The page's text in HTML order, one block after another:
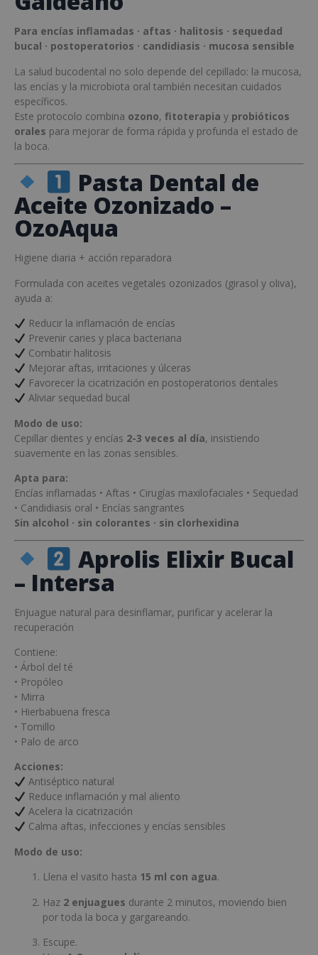
Para encías inflamadas · aftas · halitosis · sequedad
bucal · postoperatorios · candidiasis · mucosa sensible
La salud bucodental no solo depende del cepillado: la mucosa,
las encías y la microbiota oral también necesitan cuidados
específicos.
Este protocolo combina ozono, fitoterapia y probióticos
orales para mejorar de forma rápida y profunda el estado de
la boca.
Pasta Dental de
Aceite Ozonizado –
OzoAqua
Higiene diaria + acción reparadora
Formulada con aceites vegetales ozonizados (girasol y oliva),
ayuda a:
Reducir la inflamación de encías
Prevenir caries y placa bacteriana
Combatir halitosis
Mejorar aftas, irritaciones y úlceras
Favorecer la cicatrización en postoperatorios dentales
Aliviar sequedad bucal
Modo de uso:
Cepillar dientes y encías 2-3 veces al día, insistiendo
suavemente en las zonas sensibles.
Apta para:
Encías inflamadas • Aftas • Cirugías maxilofaciales • Sequedad
• Candidiasis oral • Encías sangrantes
Sin alcohol · sin colorantes · sin clorhexidina
Aprolis Elixir Bucal
– Intersa
Enjuague natural para desinflamar, purificar y acelerar la
recuperación
Contiene:
• Árbol del té
• Propóleo
• Mirra
• Hierbabuena fresca
• Tomillo
• Palo de arco
Acciones:
Antiséptico natural
Reduce inflamación y mal aliento
Acelera la cicatrización
Calma aftas, infecciones y encías sensibles
Modo de uso:
Llena el vasito hasta 15 ml con agua.
Haz 2 enjuagues durante 2 minutos, moviendo bien
por toda la boca y gargareando.
Escupe.